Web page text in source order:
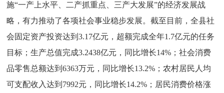
施“一产上水平、二产抓重点、三产大发展”的经济发展战
略，有力推动了各项社会事业稳步发展。截至目前，全县社
会固定资产投资达到3.17亿元，超额完成全年1.7亿元的任务
目标；生产总值完成3.2438亿元，同比增长14%；社会消费
品零售总额达到6363万元，同比增长13.2%；农村居民人均
可支配收入达到7992元，同比增长14.2%；居民消费价格涨